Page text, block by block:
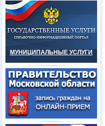
МУНИЦИПАЛЬНЫЕ УСЛУГИ